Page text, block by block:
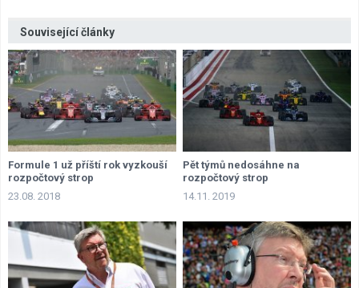
Související články
Formule 1 už příští rok vyzkouší
rozpočtový strop
23.08. 2018
Pět týmů nedosáhne na
rozpočtový strop
14.11. 2019